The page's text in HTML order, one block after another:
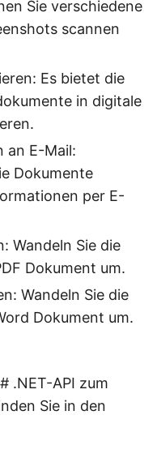
Sie verschiedene
scannen
Es bietet die
in digitale
an E-Mail:
Dokumente
per E-
Wandeln Sie die
Dokument um.
Wandeln Sie die
Dokument um.
.NET-API zum
Sie in den